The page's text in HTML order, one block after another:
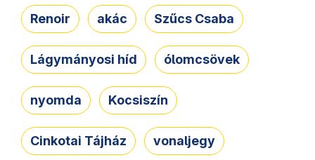
Renoir akác Szűcs Csaba
Lágymányosi híd ólomcsövek
nyomda Kocsiszín
Cinkotai Tájház vonaljegy